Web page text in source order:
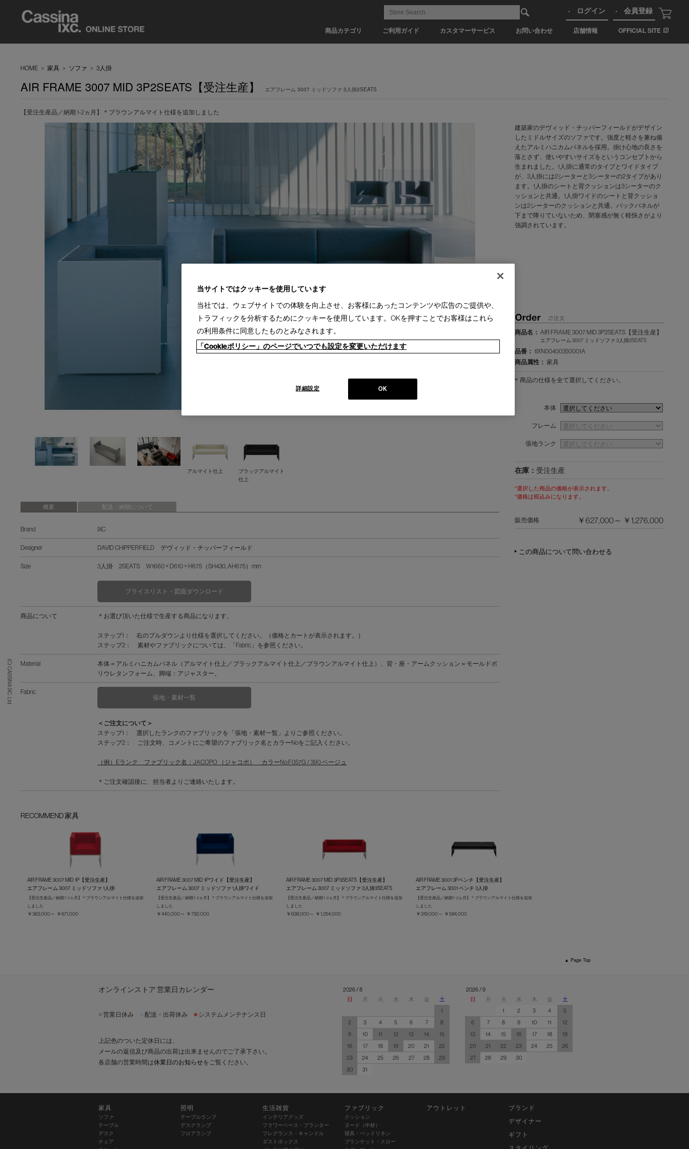
商品カテゴリ ご利用ガイド カスタマーサービス お問い合わせ 店舗情報 OFFICIAL SITE
ログイン 会員登録
(C) CASSINA IXC. Ltd.
HOME > 家具 > ソファ > 3人掛
AIR FRAME 3007 MID 3P2SEATS【受注生産】 エアフレーム 3007 ミッドソファ 3人掛2SEATS
【受注生産品／納期 1-2ヵ月】＊ブラウンアルマイト仕様を追加しました
アルマイト仕上
ブラックアルマイト
仕上
概要 配送・納期について
Brand IXC
Designer DAVID CHIPPERFIELD デヴィッド・チッパーフィールド
Size 3人掛 2SEATS W1660 × D610 × H675（SH430, AH675）mm
プライスリスト・図面ダウンロード
商品について ＊お選び頂いた仕様で生産する商品になります。
ステップ1： 右のプルダウンより仕様を選択してください。（価格とカートが表示されます。）
ステップ2： 素材やファブリックについては、「Fabric」を参照ください。
Material
本体＝アルミハニカムパネル（アルマイト仕上／ブラックアルマイト仕上／ブラウンアルマイト仕上）、背・座・アームクッション＝モールドポ
リウレタンフォーム、脚端：アジャスター。
Fabric
張地・素材一覧
＜ご注文について＞
ステップ1： 選択したランクのファブリックを「張地・素材一覧」よりご参照ください。
ステップ2： ご注文時、コメントにご希望のファブリック名とカラーNoをご記入ください。
（例）Eランク ファブリック名：JACOPO （ジャコポ） カラーNo:F057G / 390 ベージュ
＊ご注文確認後に、担当者よりご連絡いたします。
建築家のデヴィッド・チッパーフィールドがデザイン
したミドルサイズのソファです。強度と軽さを兼ね備
えたアルミハニカムパネルを採用。掛け心地の良さを
落とさず、使いやすいサイズをというコンセプトから
生まれました。1人掛に通常のタイプとワイドタイプ
が、3人掛には2シーターと3シーターの2タイプがあり
ます。1人掛のシートと背クッションは3シーターのク
ッションと共通。1人掛ワイドのシートと背クッショ
ンは2シーターのクッションと共通。バックパネルが
下まで降りていないため、閉塞感が無く軽快さがより
強調されています。
商品名： AIR FRAME 3007 MID 3P2SEATS【受注生産】
エアフレーム 3007 ミッドソファ 3人掛2SEATS
品番： 1IXN00400350001A
商品属性： 家具
商品の仕様を全て選択してください。
本体
フレーム
張地ランク
在庫： 受注生産
*選択した商品の価格が表示されます。
*価格は税込みになります。
販売価格 ￥627,000～ ￥1,276,000
この商品について問い合わせる
RECOMMEND 家具
AIR FRAME 3007 MID 1P【受注生産】
エアフレーム 3007 ミッドソファ 1人掛
【受注生産品／納期 1-2ヵ月】＊ブラウンアルマイト仕様を追加
しました
￥363,000～ ￥671,000
AIR FRAME 3007 MID 1Pワイド【受注生産】
エアフレーム 3007 ミッドソファ 1人掛ワイド
【受注生産品／納期 1-2ヵ月】＊ブラウンアルマイト仕様を追加
しました
￥440,000～ ￥792,000
AIR FRAME 3007 MID 3P3SEATS【受注生産】
エアフレーム 3007 ミッドソファ 3人掛3SEATS
【受注生産品／納期 1-2ヵ月】＊ブラウンアルマイト仕様を追加
しました
￥638,000～ ￥1,254,000
AIR FRAME 3001 3Pベンチ【受注生産】
エアフレーム 3001 ベンチ 3人掛
【受注生産品／納期 1-2ヵ月】＊ブラウンアルマイト仕様を追加
しました
￥319,000～ ￥594,000
▲ Page Top
オンラインストア 営業日カレンダー
営業日休み 配送・出荷休み ■ システムメンテナンス日
上記色のついた定休日には、
メールの返信及び商品の出荷は出来ませんのでご了承下さい。
各店舗の営業時間は休業日のお知らせをご覧ください。
2026 / 8
日
月 火 水 木 金
土
1
2
3 4 5 6 7
8
9
10 11 12 13 14
15
16
17 18 19 20 21
22
23
24 25 26 27 28
29
30
31
2026 / 9
日
月 火 水 木 金
土
1
2 3 4
5
6
7 8 9 10 11
12
13
14 15 16 17 18
19
20
21 22 23 24 25
26
27
28 29 30
家具
ソファ
テーブル
デスク
チェア
照明
テーブルランプ
デスクランプ
フロアランプ
生活雑貨
インテリアグッズ
フラワーベース・プランター
フレグランス・キャンドル
ダストボックス
ファブリック
クッション
ヌード（中材）
寝具・ベッドリネン
ブランケット・スロー
アウトレット
ブランド
デザイナー
ギフト
スタイリング
当サイトではクッキーを使用しています
当社では、ウェブサイトでの体験を向上させ、お客様にあったコンテンツや広告のご提供や、
トラフィックを分析するためにクッキーを使用しています。OKを押すことでお客様はこれら
の利用条件に同意したものとみなされます。
「Cookieポリシー」のページでいつでも設定を変更いただけます
OK
詳細設定